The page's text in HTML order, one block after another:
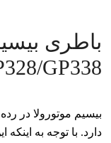
باطری
GP338
بیسیم موتورولا در
دارد. با توجه به